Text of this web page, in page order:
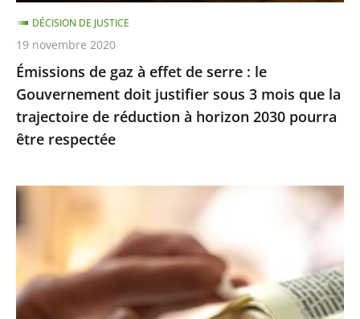
Gouvernement
doit
justifier
sous
3
mois
que
trajectoire
réduction
horizon
2030
Émissions de gaz à effet de serre : le
Gouvernement doit justifier sous 3 mois que la
trajectoire de réduction à horizon 2030 pourra
être respectée
DÉCISION DE JUSTICE
19 novembre 2020
Exercice
cultes
le
juge